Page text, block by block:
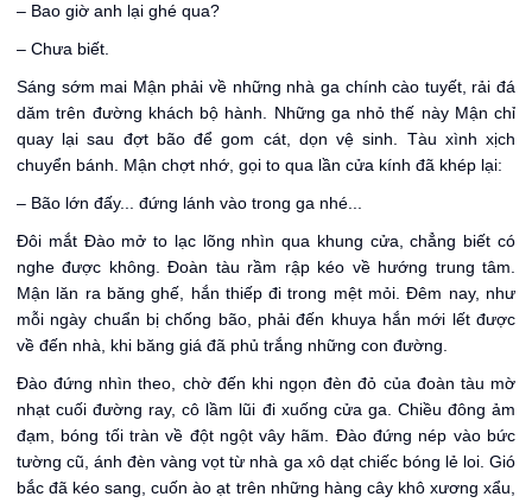
– Bao giờ anh lại ghé qua?
– Chưa biết.
Sáng sớm mai Mận phải về những nhà ga chính cào tuyết, rải đá
dăm trên đường khách bộ hành. Những ga nhỏ thế này Mận chỉ
quay lại sau đợt bão để gom cát, dọn vệ sinh. Tàu xình xịch
chuyển bánh. Mận chợt nhớ, gọi to qua lần cửa kính đã khép lại:
– Bão lớn đấy... đứng lánh vào trong ga nhé...
Đôi mắt Đào mở to lạc lõng nhìn qua khung cửa, chẳng biết có
nghe được không. Đoàn tàu rầm rập kéo về hướng trung tâm.
Mận lăn ra băng ghế, hắn thiếp đi trong mệt mỏi. Đêm nay, như
mỗi ngày chuẩn bị chống bão, phải đến khuya hắn mới lết được
về đến nhà, khi băng giá đã phủ trắng những con đường.
Đào đứng nhìn theo, chờ đến khi ngọn đèn đỏ của đoàn tàu mờ
nhạt cuối đường ray, cô lầm lũi đi xuống cửa ga. Chiều đông ảm
đạm, bóng tối tràn về đột ngột vây hãm. Đào đứng nép vào bức
tường cũ, ánh đèn vàng vọt từ nhà ga xô dạt chiếc bóng lẻ loi. Gió
bắc đã kéo sang, cuốn ào ạt trên những hàng cây khô xương xẩu,